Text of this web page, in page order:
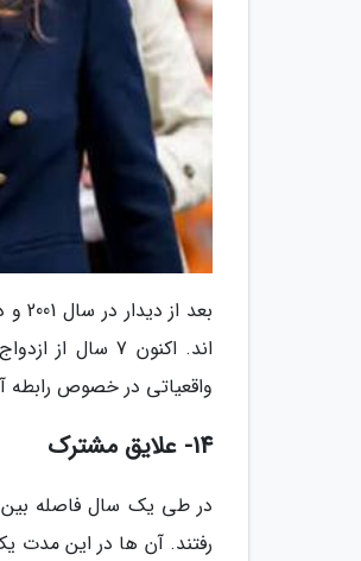
بعد
اند. اکنون 7
واقعیاتی در خصوص رابطه
14- علایق مشترک
در طی یک سال فاصله بین